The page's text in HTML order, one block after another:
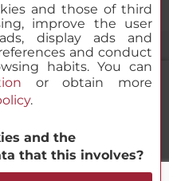
Aires Crillon
& AMERICAS Santa Engracia
Spagna
and those of third
improve the user
display ads and
and conduct
habits. You can
or obtain more
.
and the
that this involves?